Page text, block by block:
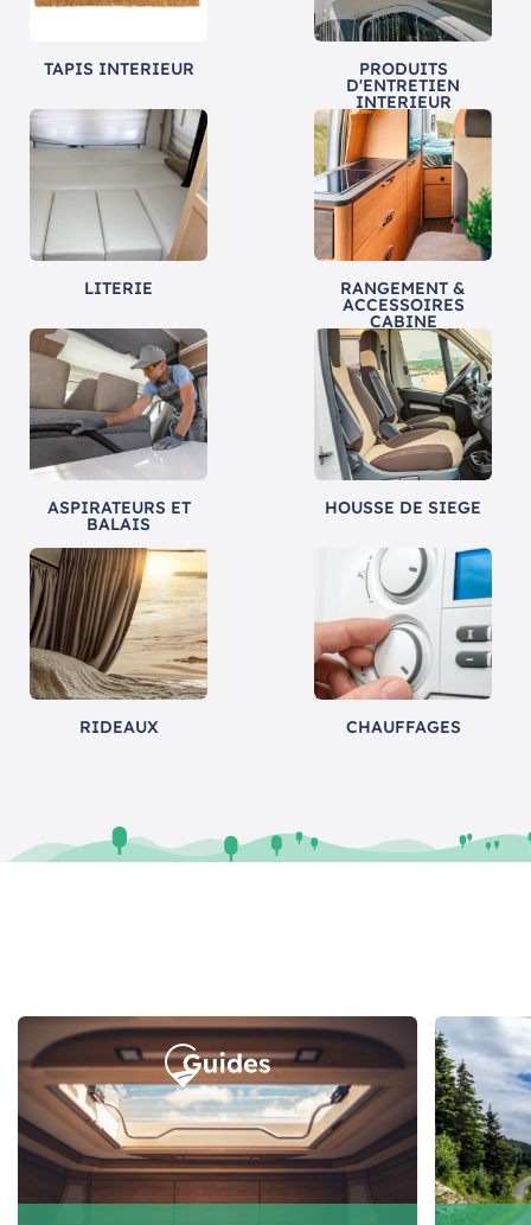
TAPIS INTERIEUR PRODUITS
D'ENTRETIEN
INTERIEUR
LITERIE RANGEMENT &
ACCESSOIRES
CABINE
ASPIRATEURS ET
BALAIS
HOUSSE DE SIEGE
RIDEAUX CHAUFFAGES